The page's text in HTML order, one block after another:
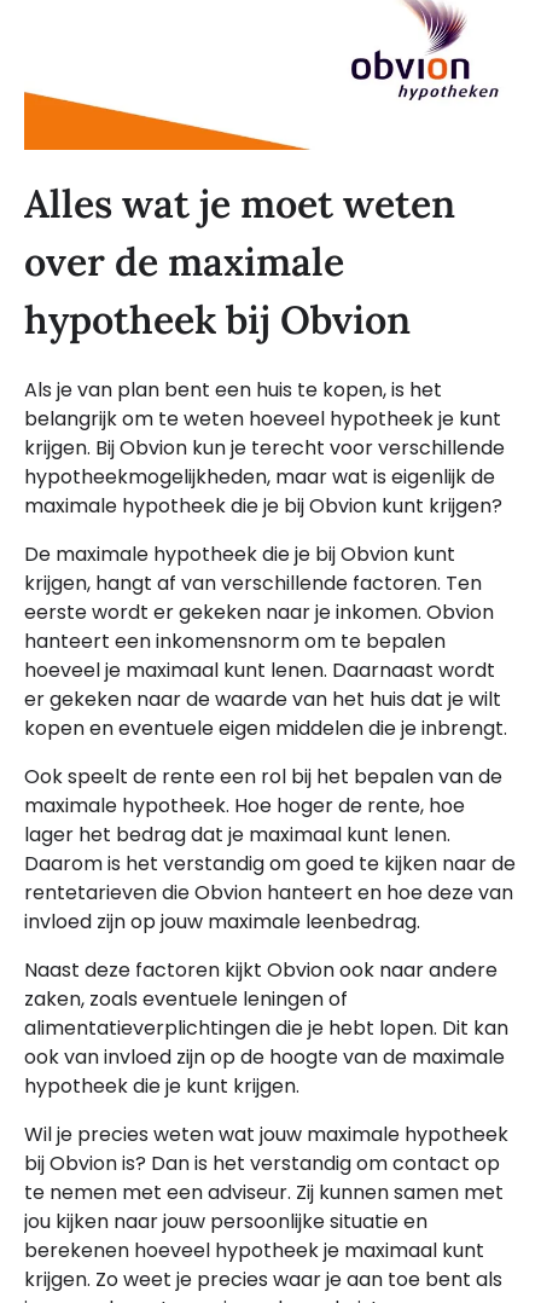
Alles wat je moet weten
over de maximale
hypotheek bij Obvion
Als je van plan bent een huis te kopen, is het
belangrijk om te weten hoeveel hypotheek je kunt
krijgen. Bij Obvion kun je terecht voor verschillende
hypotheekmogelijkheden, maar wat is eigenlijk de
maximale hypotheek die je bij Obvion kunt krijgen?
De maximale hypotheek die je bij Obvion kunt
krijgen, hangt af van verschillende factoren. Ten
eerste wordt er gekeken naar je inkomen. Obvion
hanteert een inkomensnorm om te bepalen
hoeveel je maximaal kunt lenen. Daarnaast wordt
er gekeken naar de waarde van het huis dat je wilt
kopen en eventuele eigen middelen die je inbrengt.
Ook speelt de rente een rol bij het bepalen van de
maximale hypotheek. Hoe hoger de rente, hoe
lager het bedrag dat je maximaal kunt lenen.
Daarom is het verstandig om goed te kijken naar de
rentetarieven die Obvion hanteert en hoe deze van
invloed zijn op jouw maximale leenbedrag.
Naast deze factoren kijkt Obvion ook naar andere
zaken, zoals eventuele leningen of
alimentatieverplichtingen die je hebt lopen. Dit kan
ook van invloed zijn op de hoogte van de maximale
hypotheek die je kunt krijgen.
Wil je precies weten wat jouw maximale hypotheek
bij Obvion is? Dan is het verstandig om contact op
te nemen met een adviseur. Zij kunnen samen met
jou kijken naar jouw persoonlijke situatie en
berekenen hoeveel hypotheek je maximaal kunt
krijgen. Zo weet je precies waar je aan toe bent als